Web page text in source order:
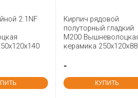
2.1NF
Кирпич рядовой
полуторный гладкий
М200
керамика 250x120x88
-
КУПИТЬ